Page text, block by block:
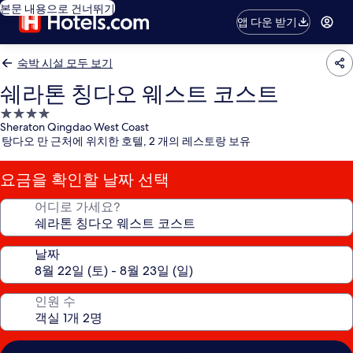
본문 내용으로 건너뛰기
앱 다운 받기
숙박 시설 모두 보기
쉐라톤 칭다오 웨스트 코스트
4.0
성
급
숙
박
시
Sheraton Qingdao West Coast
탕다오 만 근처에 위치한 호텔, 2 개의 레스토랑 보유
요금을 확인할 날짜 선택
어디로 가세요?
날짜
인원 수